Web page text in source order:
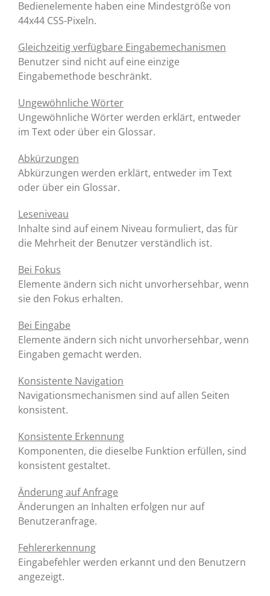
Bedienelemente haben eine Mindestgröße von
44x44 CSS-Pixeln.
Gleichzeitig verfügbare Eingabemechanismen
Benutzer sind nicht auf eine einzige
Eingabemethode beschränkt.
Ungewöhnliche Wörter
Ungewöhnliche Wörter werden erklärt, entweder
im Text oder über ein Glossar.
Abkürzungen
Abkürzungen werden erklärt, entweder im Text
oder über ein Glossar.
Leseniveau
Inhalte sind auf einem Niveau formuliert, das für
die Mehrheit der Benutzer verständlich ist.
Bei Fokus
Elemente ändern sich nicht unvorhersehbar, wenn
sie den Fokus erhalten.
Bei Eingabe
Elemente ändern sich nicht unvorhersehbar, wenn
Eingaben gemacht werden.
Konsistente Navigation
Navigationsmechanismen sind auf allen Seiten
konsistent.
Konsistente Erkennung
Komponenten, die dieselbe Funktion erfüllen, sind
konsistent gestaltet.
Änderung auf Anfrage
Änderungen an Inhalten erfolgen nur auf
Benutzeranfrage.
Fehlererkennung
Eingabefehler werden erkannt und den Benutzern
angezeigt.